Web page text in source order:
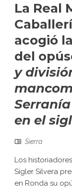
La Real
acogió
del
y
en el
Sierra
Los
Sígler Silvera
en Ronda su